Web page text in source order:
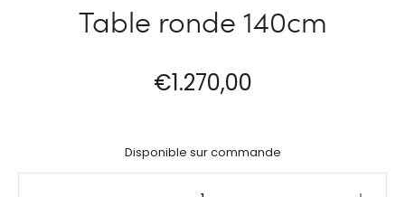
Table ronde 140cm
€1.270,00
Disponible sur commande